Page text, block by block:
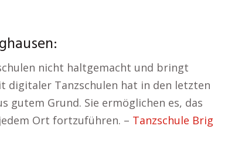
nicht haltgemacht und bringt
digitaler Tanzschulen hat in den letzten
gutem Grund. Sie ermöglichen es, das
Ort fortzuführen. – Tanzschule Brig